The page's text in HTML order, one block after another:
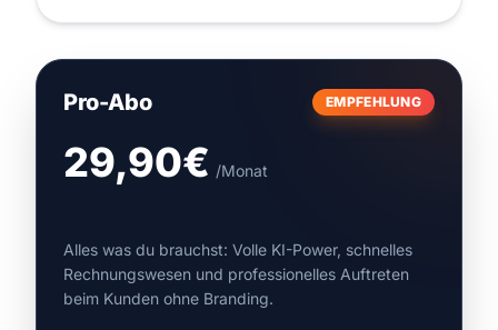
Pro-Abo EMPFEHLUNG
29,90€ /Monat
Alles was du brauchst: Volle KI-Power, schnelles
Rechnungswesen und professionelles Auftreten
beim Kunden ohne Branding.